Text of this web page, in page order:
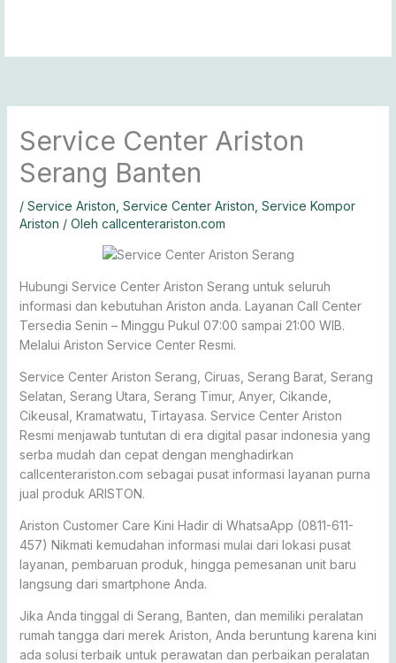
Service Center Ariston
Serang Banten
/ Service Ariston Service Center Ariston Service Kompor
Ariston / Oleh callcenterariston.com
Hubungi Service Center Ariston Serang untuk seluruh
informasi dan kebutuhan Ariston anda. Layanan Call Center
Tersedia Senin – Minggu Pukul 07:00 sampai 21:00 WIB.
Melalui Ariston Service Center Resmi.
Service Center Ariston Serang, Ciruas, Serang Barat, Serang
Selatan, Serang Utara, Serang Timur, Anyer, Cikande,
Cikeusal, Kramatwatu, Tirtayasa. Service Center Ariston
Resmi menjawab tuntutan di era digital pasar indonesia yang
serba mudah dan cepat dengan menghadirkan
callcenterariston.com sebagai pusat informasi layanan purna
jual produk ARISTON.
Ariston Customer Care Kini Hadir di WhatsaApp (0811-611-
457) Nikmati kemudahan informasi mulai dari lokasi pusat
layanan, pembaruan produk, hingga pemesanan unit baru
langsung dari smartphone Anda.
Jika Anda tinggal di Serang, Banten, dan memiliki peralatan
rumah tangga dari merek Ariston, Anda beruntung karena kini
ada solusi terbaik untuk perawatan dan perbaikan peralatan